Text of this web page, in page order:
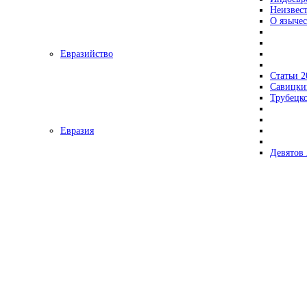
О
Евразийство
Статьи
Евразия